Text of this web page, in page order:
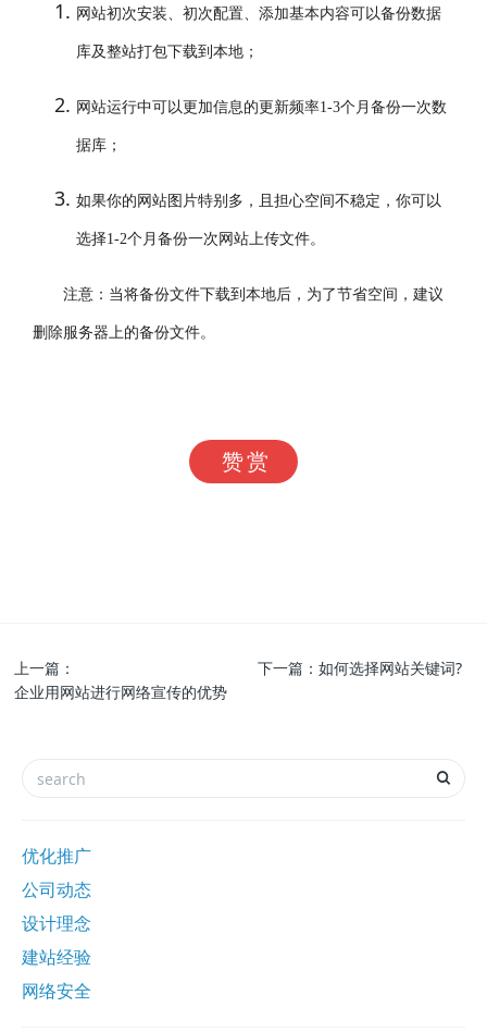
网站初次安装、初次配置、添加基本内容可以备份数据
库及整站打包下载到本地；
网站运行中可以更加信息的更新频率1-3个月备份一次数
据库；
如果你的网站图片特别多，且担心空间不稳定，你可以
选择1-2个月备份一次网站上传文件。
注意：当将备份文件下载到本地后，为了节省空间，建议
删除服务器上的备份文件。
赞赏
上一篇：
企业用网站进行网络宣传的优势
下一篇：如何选择网站关键词?
优化推广
公司动态
设计理念
建站经验
网络安全